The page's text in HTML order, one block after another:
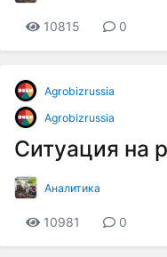
10815 0
Agrobizrussia
Agrobizrussia
Ситуация на
Аналитика
10981 0